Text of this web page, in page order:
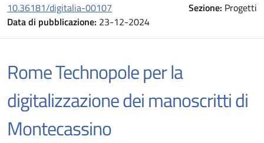
10.36181/digitalia-00107 Sezione: Progetti
Data di pubblicazione: 23-12-2024
Rome Technopole per la
digitalizzazione dei manoscritti di
Montecassino